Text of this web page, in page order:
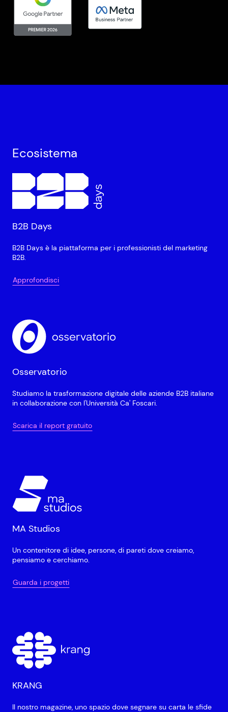
Ecosistema
B2B Days
B2B Days è la piattaforma per i professionisti del marketing
B2B.
Approfondisci
Osservatorio
Studiamo la trasformazione digitale delle aziende B2B italiane
in collaborazione con l'Università Ca' Foscari.
Scarica il report gratuito
MA Studios
Un contenitore di idee, persone, di pareti dove creiamo,
pensiamo e cerchiamo.
Guarda i progetti
KRANG
Il nostro magazine, uno spazio dove segnare su carta le sfide